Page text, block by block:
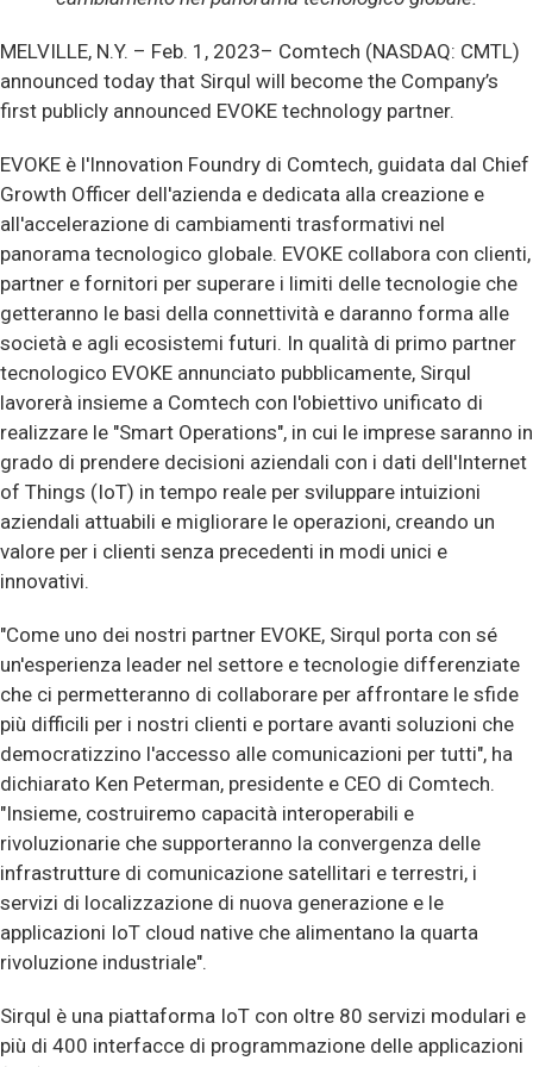
MELVILLE, N.Y. – Feb. 1, 2023– Comtech (NASDAQ: CMTL)
announced today that Sirqul will become the Company’s
first publicly announced EVOKE technology partner.
EVOKE è l'Innovation Foundry di Comtech, guidata dal Chief
Growth Officer dell'azienda e dedicata alla creazione e
all'accelerazione di cambiamenti trasformativi nel
panorama tecnologico globale. EVOKE collabora con clienti,
partner e fornitori per superare i limiti delle tecnologie che
getteranno le basi della connettività e daranno forma alle
società e agli ecosistemi futuri. In qualità di primo partner
tecnologico EVOKE annunciato pubblicamente, Sirqul
lavorerà insieme a Comtech con l'obiettivo unificato di
realizzare le "Smart Operations", in cui le imprese saranno in
grado di prendere decisioni aziendali con i dati dell'Internet
of Things (IoT) in tempo reale per sviluppare intuizioni
aziendali attuabili e migliorare le operazioni, creando un
valore per i clienti senza precedenti in modi unici e
innovativi.
"Come uno dei nostri partner EVOKE, Sirqul porta con sé
un'esperienza leader nel settore e tecnologie differenziate
che ci permetteranno di collaborare per affrontare le sfide
più difficili per i nostri clienti e portare avanti soluzioni che
democratizzino l'accesso alle comunicazioni per tutti", ha
dichiarato Ken Peterman, presidente e CEO di Comtech.
"Insieme, costruiremo capacità interoperabili e
rivoluzionarie che supporteranno la convergenza delle
infrastrutture di comunicazione satellitari e terrestri, i
servizi di localizzazione di nuova generazione e le
applicazioni IoT cloud native che alimentano la quarta
rivoluzione industriale".
Sirqul è una piattaforma IoT con oltre 80 servizi modulari e
più di 400 interfacce di programmazione delle applicazioni